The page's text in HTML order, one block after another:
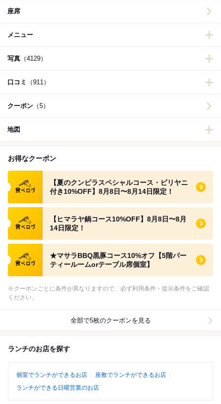
座席
メニュー
写真 （4129）
口コミ （911）
クーポン （5）
地図
お得なクーポン
食べログ クーポン
【夏のクンビラスペシャルコース・ビリヤニ
付き10%OFF】8月8日〜8月14日限定！
食べログ クーポン
【ヒマラヤ鍋コース10%OFF】8月8日〜8月
14日限定！
食べログ クーポン
★マサラBBQ黒豚コース10%オフ【5階パー
ティールームorテーブル席個室】
※クーポンごとに条件が異なりますので、必ず利用条件・提示条件をご確認
ください。
全部で5枚のクーポンを見る
ランチのお店を探す
個室でランチができるお店
座敷でランチができるお店
ランチができる日曜営業のお店